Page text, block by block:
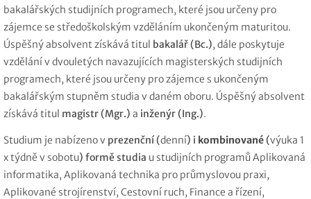
bakalářských studijních programech, které jsou určeny pro
zájemce se středoškolským vzděláním ukončeným maturitou.
Úspěšný absolvent získává titul bakalář (Bc.), dále poskytuje
vzdělání v dvouletých navazujících magisterských studijních
programech, které jsou určeny pro zájemce s ukončeným
bakalářským stupněm studia v daném oboru. Úspěšný absolvent
získává titul magistr (Mgr.) a inženýr (Ing.).
Studium je nabízeno v prezenční (denní) i kombinované(výuka 1
x týdně v sobotu) formě studia u studijních programů Aplikovaná
informatika, Aplikovaná technika pro průmyslovou praxi,
Aplikované strojírenství, Cestovní ruch, Finance a řízení,